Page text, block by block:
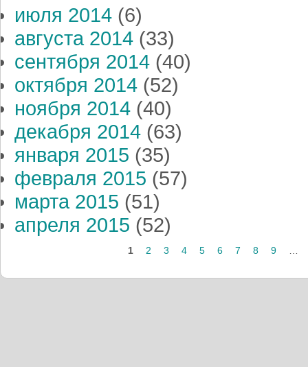
июля 2014 (6)
августа 2014 (33)
сентября 2014 (40)
октября 2014 (52)
ноября 2014 (40)
декабря 2014 (63)
января 2015 (35)
февраля 2015 (57)
марта 2015 (51)
апреля 2015 (52)
1 2 3 4 5 6 7 8 9